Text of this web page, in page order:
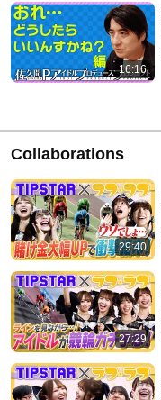
16:16
Collaborations
29:40
27:29